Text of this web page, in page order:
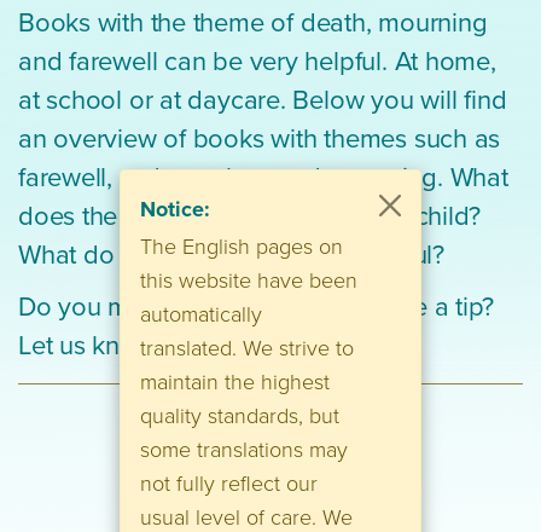
Notice:
The English pages on
this website have been
automatically
translated. We strive to
maintain the highest
quality standards, but
some translations may
not fully reflect our
usual level of care. We
Books with the theme of death, mourning
and farewell can be very helpful. At home,
at school or at daycare. Below you will find
an overview of books with themes such as
farewell, sadness, loss and mourning. What
does the loss mean to you or your child?
What do you feel and what is helpful?
Do you miss a book or do you have a tip?
Let us know.